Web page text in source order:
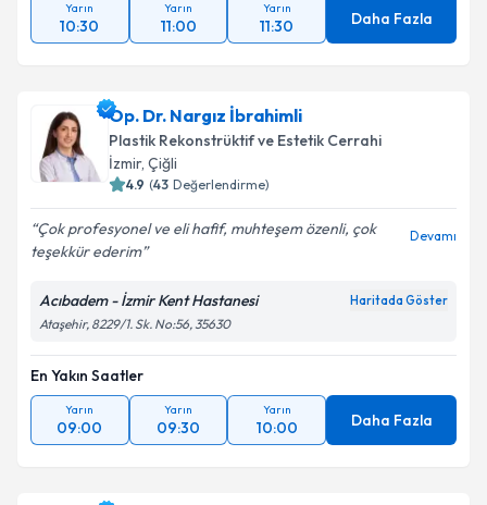
Yarın
10:30
Yarın
11:00
Yarın
11:30 Daha Fazla
Op. Dr. Nargız İbrahimli
Plastik Rekonstrüktif ve Estetik Cerrahi
İzmir, Çiğli
4.9 (43 Değerlendirme)
Çok profesyonel ve eli hafif, muhteşem özenli, çok
teşekkür ederim
Devamı
Acıbadem - İzmir Kent Hastanesi Haritada Göster
Ataşehir, 8229/1. Sk. No:56, 35630
En Yakın Saatler
Yarın
09:00
Yarın
09:30
Yarın
10:00 Daha Fazla